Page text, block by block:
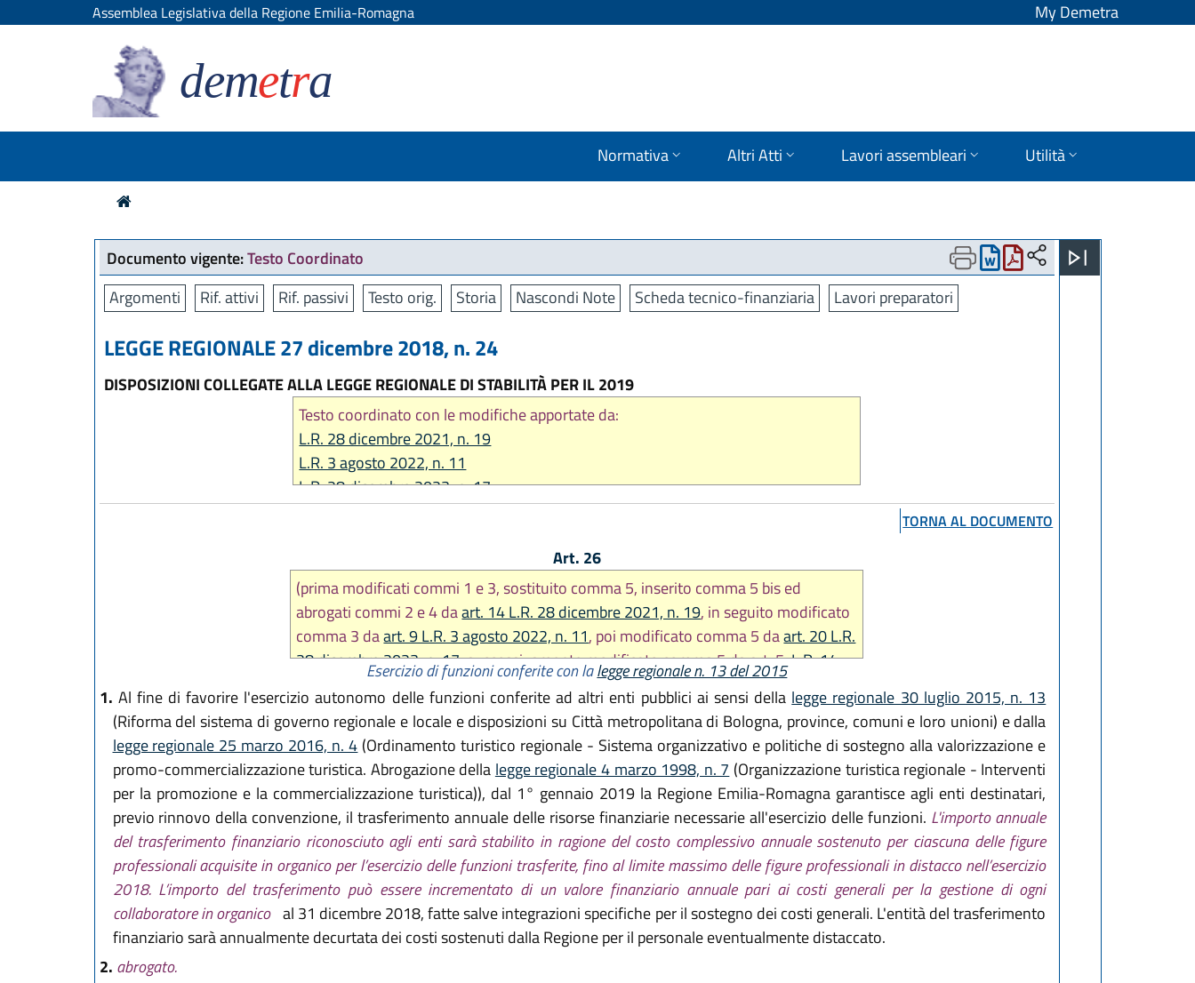
Assemblea Legislativa della Regione Emilia-Romagna My Demetra
demetra
Normativa Altri Atti Lavori assembleari Utilità
Documento vigente:Testo Coordinato
Argomenti
Rif. attivi Rif. passivi Testo orig. Storia Nascondi Note Scheda tecnico-finanziaria Lavori preparatori
LEGGE REGIONALE 27 dicembre 2018, n. 24
DISPOSIZIONI COLLEGATE ALLA LEGGE REGIONALE DI STABILITÀ PER IL 2019
Testo coordinato con le modifiche apportate da:
L.R. 28 dicembre 2021, n. 19
L.R. 3 agosto 2022, n. 11
L.R. 28 dicembre 2023, n. 17
L.R. 14 giugno 2024, n. 7
TORNA AL DOCUMENTO
Art. 26
(prima modificati commi 1 e 3, sostituito comma 5, inserito comma 5 bis ed
abrogati commi 2 e 4 daart. 14 L.R. 28 dicembre 2021, n. 19, in seguito modificato
comma 3 daart. 9 L.R. 3 agosto 2022, n. 11, poi modificato comma 5 daart. 20 L.R.
28 dicembre 2023, n. 17, successivamente modificato comma 5 da art. 5L.R. 14
giugno 2024, n. 7)
Esercizio di funzioni conferite con lalegge regionale n. 13 del 2015
1. Al fine di favorire l'esercizio autonomo delle funzioni conferite ad altri enti pubblici ai sensi della legge regionale 30 luglio 2015, n. 13
(Riforma del sistema di governo regionale e locale e disposizioni su Città metropolitana di Bologna, province, comuni e loro unioni) e dalla
legge regionale 25 marzo 2016, n. 4 (Ordinamento turistico regionale - Sistema organizzativo e politiche di sostegno alla valorizzazione e
promo-commercializzazione turistica. Abrogazione della legge regionale 4 marzo 1998, n. 7 (Organizzazione turistica regionale - Interventi
per la promozione e la commercializzazione turistica)), dal 1° gennaio 2019 la Regione Emilia-Romagna garantisce agli enti destinatari,
previo rinnovo della convenzione, il trasferimento annuale delle risorse finanziarie necessarie all'esercizio delle funzioni. L'importo annuale
del trasferimento finanziario riconosciuto agli enti sarà stabilito in ragione del costo complessivo annuale sostenuto per ciascuna delle figure
professionali acquisite in organico per l’esercizio delle funzioni trasferite, fino al limite massimo delle figure professionali in distacco nell’esercizio
2018. L’importo del trasferimento può essere incrementato di un valore finanziario annuale pari ai costi generali per la gestione di ogni
collaboratore in organico al 31 dicembre 2018, fatte salve integrazioni specifiche per il sostegno dei costi generali. L'entità del trasferimento
finanziario sarà annualmente decurtata dei costi sostenuti dalla Regione per il personale eventualmente distaccato.
2. abrogato.